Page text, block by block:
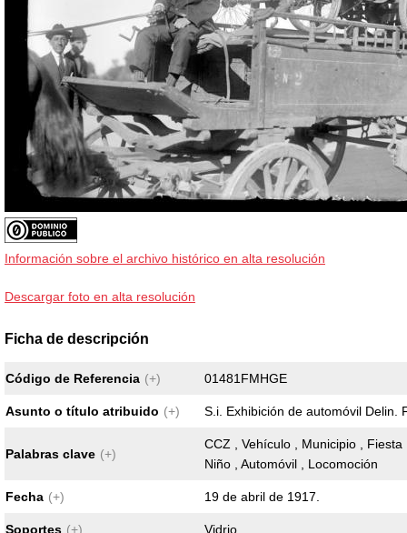
Información sobre el archivo histórico en alta resolución
Descargar foto en alta resolución
Ficha de descripción
Código de Referencia (+) 01481FMHGE
Asunto o título atribuido (+) S.i. Exhibición de automóvil Delin.
Palabras clave (+)
CCZ , Vehículo , Municipio ,
Niño , Automóvil , Locomoción
Fecha (+) 19 de abril de 1917.
Soportes (+) Vidrio